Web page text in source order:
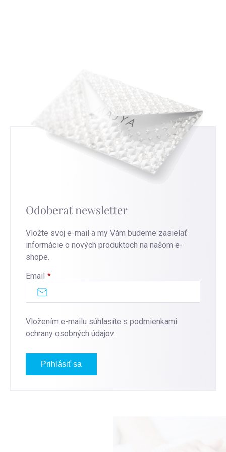
Odoberať newsletter
Vložte svoj e-mail a my Vám budeme zasielať
informácie o nových produktoch na našom e-
shope.
Email
Vložením e-mailu súhlasíte s podmienkami
ochrany osobných údajov
Prihlásiť sa